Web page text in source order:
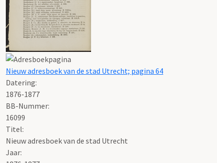
Nieuw adresboek van de stad Utrecht; pagina 64
Datering:
1876-1877
BB-Nummer:
16099
Titel:
Nieuw adresboek van de stad Utrecht
Jaar: